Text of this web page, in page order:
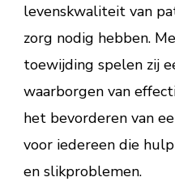
levenskwaliteit van
zorg nodig hebben.
toewijding spelen zij
waarborgen van
het bevorderen van
voor iedereen die
en slikproblemen.